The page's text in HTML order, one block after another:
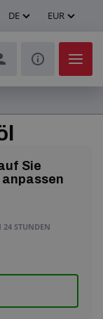
DE EUR
Sie
24 STUNDEN